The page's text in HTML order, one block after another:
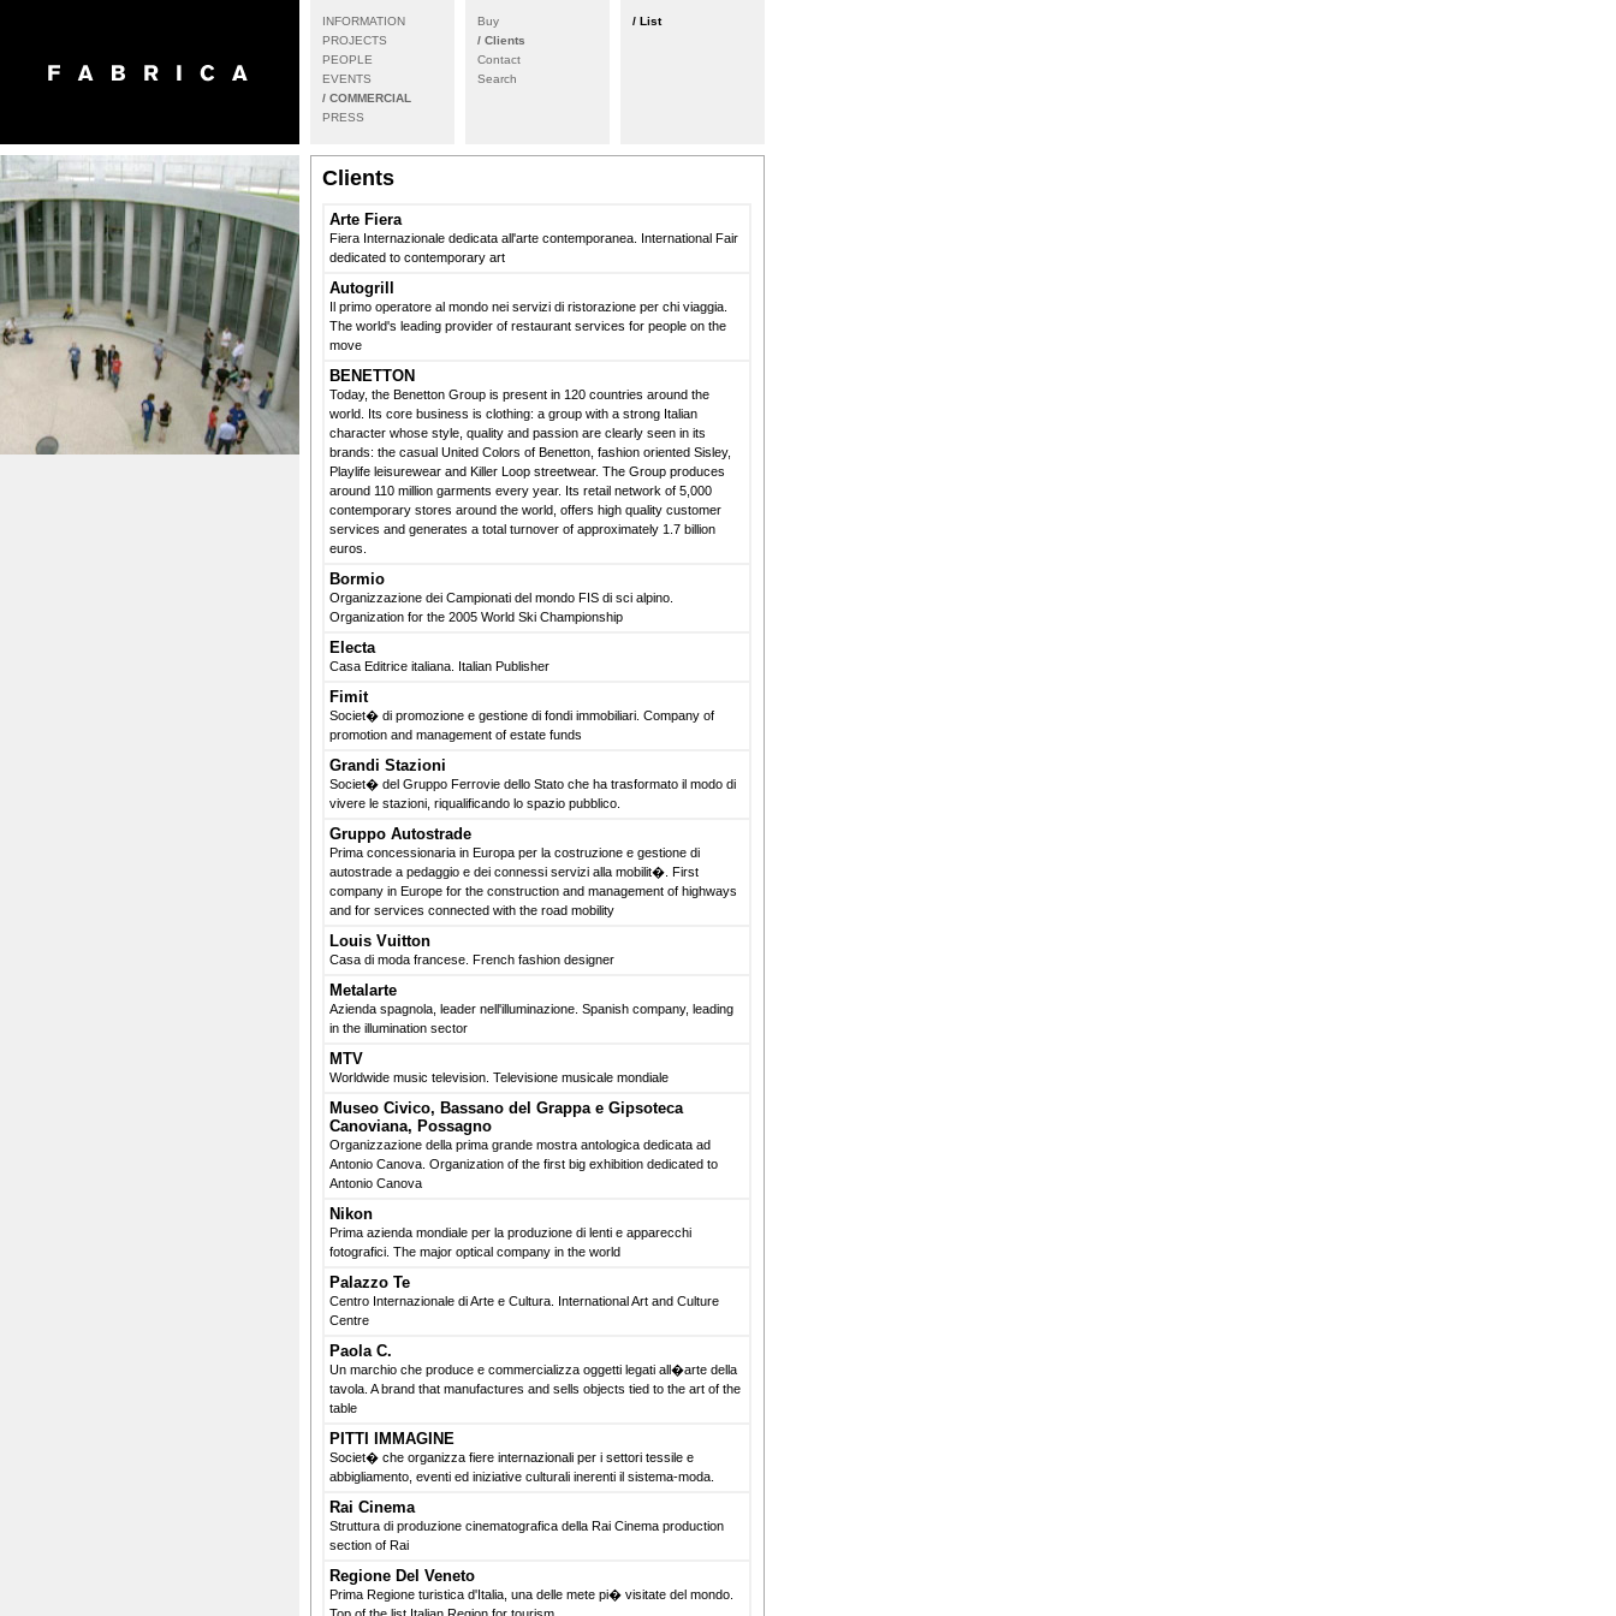
INFORMATION
PROJECTS
PEOPLE
EVENTS
/ COMMERCIAL
PRESS
Buy
/ Clients
Contact
Search
/ List
Clients
Arte Fiera
Fiera Internazionale dedicata all'arte contemporanea. International Fair
dedicated to contemporary art
Autogrill
Il primo operatore al mondo nei servizi di ristorazione per chi viaggia.
The world's leading provider of restaurant services for people on the
move
BENETTON
Today, the Benetton Group is present in 120 countries around the
world. Its core business is clothing: a group with a strong Italian
character whose style, quality and passion are clearly seen in its
brands: the casual United Colors of Benetton, fashion oriented Sisley,
Playlife leisurewear and Killer Loop streetwear. The Group produces
around 110 million garments every year. Its retail network of 5,000
contemporary stores around the world, offers high quality customer
services and generates a total turnover of approximately 1.7 billion
euros.
Bormio
Organizzazione dei Campionati del mondo FIS di sci alpino.
Organization for the 2005 World Ski Championship
Electa
Casa Editrice italiana. Italian Publisher
Fimit
Societ� di promozione e gestione di fondi immobiliari. Company of
promotion and management of estate funds
Grandi Stazioni
Societ� del Gruppo Ferrovie dello Stato che ha trasformato il modo di
vivere le stazioni, riqualificando lo spazio pubblico.
Gruppo Autostrade
Prima concessionaria in Europa per la costruzione e gestione di
autostrade a pedaggio e dei connessi servizi alla mobilit�. First
company in Europe for the construction and management of highways
and for services connected with the road mobility
Louis Vuitton
Casa di moda francese. French fashion designer
Metalarte
Azienda spagnola, leader nell'illuminazione. Spanish company, leading
in the illumination sector
MTV
Worldwide music television. Televisione musicale mondiale
Museo Civico, Bassano del Grappa e Gipsoteca
Canoviana, Possagno
Organizzazione della prima grande mostra antologica dedicata ad
Antonio Canova. Organization of the first big exhibition dedicated to
Antonio Canova
Nikon
Prima azienda mondiale per la produzione di lenti e apparecchi
fotografici. The major optical company in the world
Palazzo Te
Centro Internazionale di Arte e Cultura. International Art and Culture
Centre
Paola C.
Un marchio che produce e commercializza oggetti legati all�arte della
tavola. A brand that manufactures and sells objects tied to the art of the
table
PITTI IMMAGINE
Societ� che organizza fiere internazionali per i settori tessile e
abbigliamento, eventi ed iniziative culturali inerenti il sistema-moda.
Rai Cinema
Struttura di produzione cinematografica della Rai Cinema production
section of Rai
Regione Del Veneto
Prima Regione turistica d'Italia, una delle mete pi� visitate del mondo.